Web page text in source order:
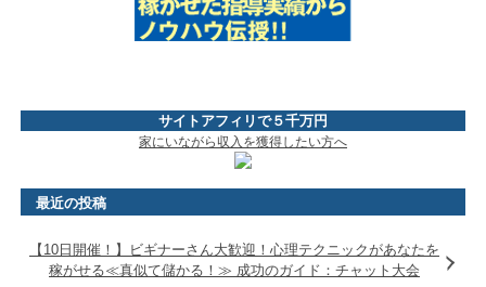
サイトアフィリで５千万円
家にいながら収入を獲得したい方へ
最近の投稿
【10日開催！】ビギナーさん大歓迎！心理テクニックがあなたを
稼がせる≪真似て儲かる！≫ 成功のガイド：チャット大会